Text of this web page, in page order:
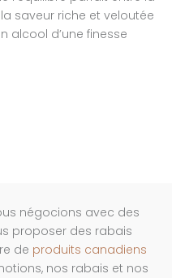
saveur riche et veloutée
alcool d’une finesse
négocions avec des
proposer des rabais
de produits canadiens
nos rabais et nos